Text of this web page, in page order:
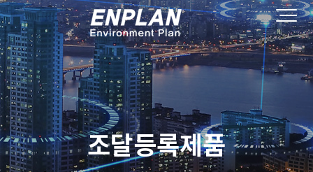
조달등록제품